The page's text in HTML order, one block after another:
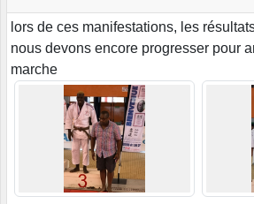
lors de ces manifestations, les
nous devons encore progresser pour
marche